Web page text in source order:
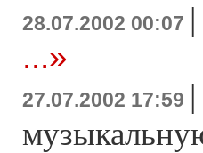
28.07.2002 00:07 |
...»
27.07.2002 17:59 |